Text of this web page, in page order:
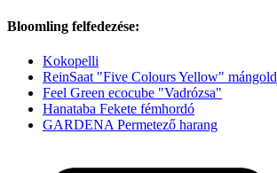
Bloomling felfedezése:
Kokopelli
ReinSaat "Five Colours Yellow" mángold
Feel Green ecocube "Vadrózsa"
Hanataba Fekete fémhordó
GARDENA Permetező harang